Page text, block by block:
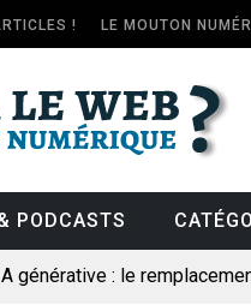
! LE MOUTON
PODCASTS
générative : le